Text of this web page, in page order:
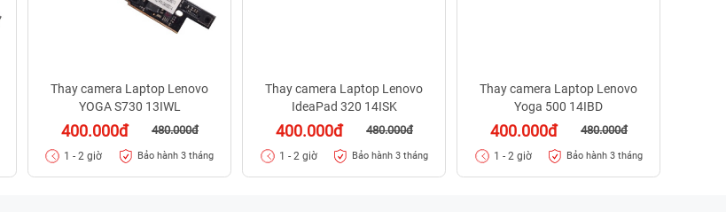
Thay camera Laptop Lenovo
YOGA S730 13IWL
400.000đ 480.000đ
1 - 2 giờ Bảo hành 3 tháng
Thay camera Laptop Lenovo
IdeaPad 320 14ISK
400.000đ 480.000đ
1 - 2 giờ Bảo hành 3 tháng
Thay camera Laptop Lenovo
Yoga 500 14IBD
400.000đ 480.000đ
1 - 2 giờ Bảo hành 3 tháng